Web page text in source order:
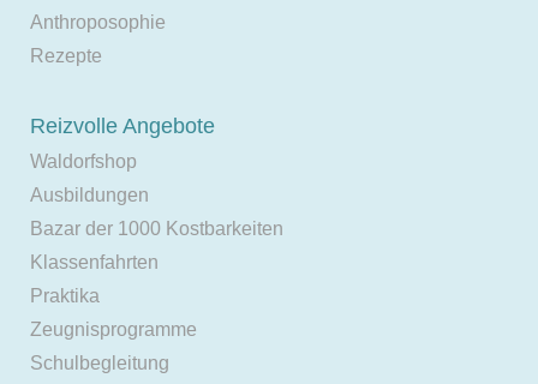
Anthroposophie
Rezepte
Reizvolle Angebote
Waldorfshop
Ausbildungen
Bazar der 1000 Kostbarkeiten
Klassenfahrten
Praktika
Zeugnisprogramme
Schulbegleitung